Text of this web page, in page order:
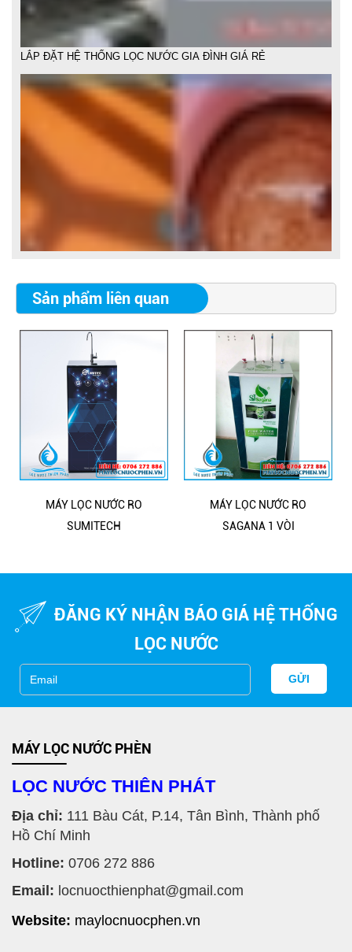
LẮP ĐẶT HỆ THỐNG LỌC NƯỚC PHÈN
MÁY LỌC NƯỚC GIẾNG KHOAN TỐT NHẤT CHO GIA ĐÌNH
Sản phẩm liên quan
MÁY LỌC NƯỚC RO
SUMITECH
MÁY LỌC NƯỚC RO
SAGANA 1 VÒI
ĐĂNG KÝ NHẬN BÁO GIÁ HỆ THỐNG
LỌC NƯỚC
GỬI
MÁY LỌC NƯỚC PHÈN
LỌC NƯỚC THIÊN PHÁT
Địa chỉ: 111 Bàu Cát, P.14, Tân Bình, Thành phố
Hồ Chí Minh
Hotline: 0706 272 886
Email: locnuocthienphat@gmail.com
Website: maylocnuocphen.vn